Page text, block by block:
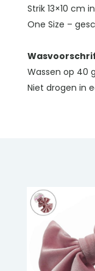
Strik 13×10 cm
One Size –
Wassen op 40
Niet drogen in